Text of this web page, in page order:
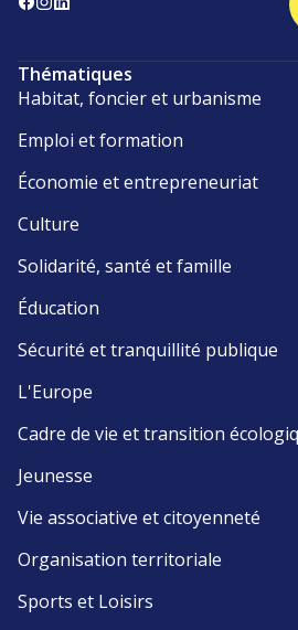
Thématiques
Habitat, foncier et urbanisme
Emploi et formation
Économie et entrepreneuriat
Culture
Solidarité, santé et famille
Éducation
Sécurité et tranquillité publique
L'Europe
Cadre de vie et transition
Jeunesse
Vie associative et citoyenneté
Organisation territoriale
Sports et Loisirs